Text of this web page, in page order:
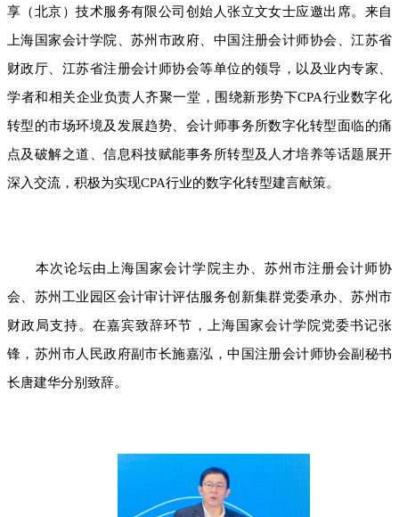
享（北京）技术服务有限公司创始人张立文女士应邀出席。来自
上海国家会计学院、苏州市政府、中国注册会计师协会、江苏省
财政厅、江苏省注册会计师协会等单位的领导，以及业内专家、
学者和相关企业负责人齐聚一堂，围绕新形势下CPA行业数字化
转型的市场环境及发展趋势、会计师事务所数字化转型面临的痛
点及破解之道、信息科技赋能事务所转型及人才培养等话题展开
深入交流，积极为实现CPA行业的数字化转型建言献策。
本次论坛由上海国家会计学院主办、苏州市注册会计师协
会、苏州工业园区会计审计评估服务创新集群党委承办、苏州市
财政局支持。在嘉宾致辞环节，上海国家会计学院党委书记张
锋，苏州市人民政府副市长施嘉泓，中国注册会计师协会副秘书
长唐建华分别致辞。